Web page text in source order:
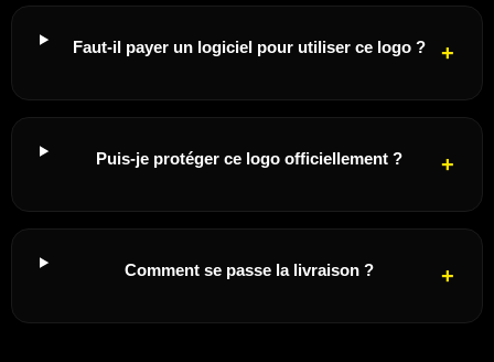
Faut-il payer un logiciel pour utiliser ce logo ?
Puis-je protéger ce logo officiellement ?
Comment se passe la livraison ?